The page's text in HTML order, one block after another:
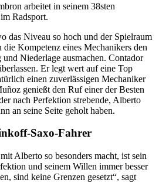
arbeitet in seinem 38sten
Radsport.
das Niveau so hoch und der Spielraum
Kompetenz eines Mechanikers den
Niederlage ausmachen. Contador
Er legt wert auf eine Top
einen zuverlässigen Mechaniker
genießt den Ruf einer der Besten
nach Perfektion strebende, Alberto
an seine Seite geholt haben.
Saxo-Fahrer
Alberto so besonders macht, ist sein
und seinem Willen immer besser
sind keine Grenzen gesetzt“, sagt